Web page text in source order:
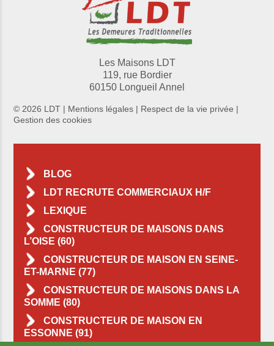
Les Maisons LDT
119, rue Bordier
60150 Longueil Annel
© 2026 LDT | Mentions légales | Respect de la vie privée |
Gestion des cookies
BLOG
LDT RECRUTE COMMERCIAUX H/F
LEXIQUE
CONSTRUCTEUR DE MAISONS DANS
L’OISE (60)
CONSTRUCTEUR DE MAISON EN SEINE-
ET-MARNE (77)
CONSTRUCTEUR DE MAISONS DANS LA
SOMME (80)
CONSTRUCTEUR DE MAISON EN
ESSONNE (91)